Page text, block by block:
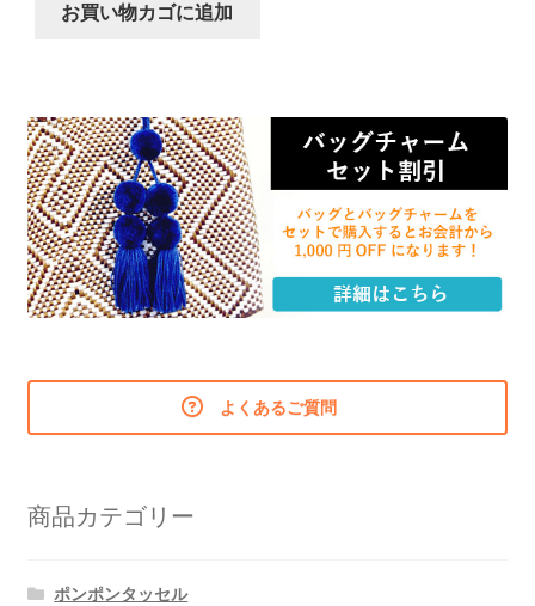
お買い物カゴに追加
よくあるご質問
商品カテゴリー
ポンポンタッセル